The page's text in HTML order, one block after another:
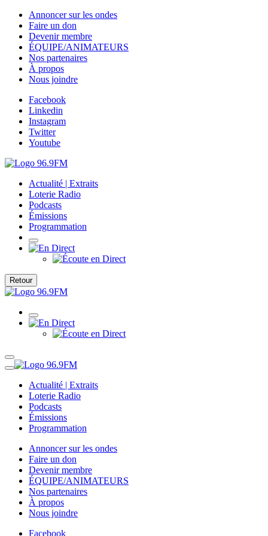
Annoncer sur les ondes
Faire un don
Devenir membre
ÉQUIPE/ANIMATEURS
Nos partenaires
À propos
Nous joindre
Facebook
Linkedin
Instagram
Twitter
Youtube
Actualité | Extraits
Loterie Radio
Podcasts
Émissions
Programmation
Retour
Actualité | Extraits
Loterie Radio
Podcasts
Émissions
Programmation
Annoncer sur les ondes
Faire un don
Devenir membre
ÉQUIPE/ANIMATEURS
Nos partenaires
À propos
Nous joindre
Facebook